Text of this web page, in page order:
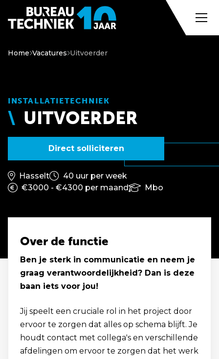
Home Vacatures Uitvoerder
INSTALLATIETECHNIEK
UITVOERDER
Direct solliciteren
Hasselt
40 uur per week
€3000 - €4300 per maand
Mbo
Over de functie
Ben je sterk in communicatie en neem je
graag verantwoordelijkheid? Dan is deze
baan iets voor jou!
Jij speelt een cruciale rol in het project door
ervoor te zorgen dat alles op schema blijft. Je
houdt contact met collega's en verschillende
afdelingen om ervoor te zorgen dat het werk